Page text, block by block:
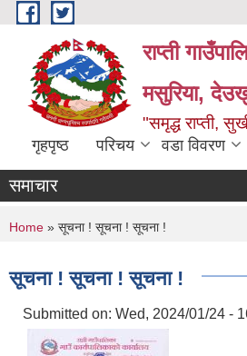
Skip to main content
राप्ती
मसुरिया,
"समृद्ध राप्ती,
गृहपृष्ठ परिचय वडा विवरण
समाचार
You are here
Home » सूचना ! सूचना ! सूचना !
सूचना ! सूचना ! सूचना !
Submitted on: Wed, 2024/01/24 -